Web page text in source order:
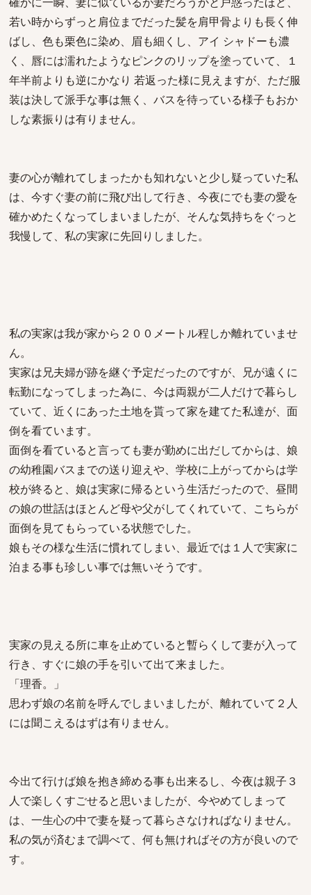
若い時からずっと肩位までだった髪を肩甲骨よりも長く伸
ばし、色も栗色に染め、眉も細くし、アイ シャドーも濃
く、唇には濡れたようなピンクのリップを塗っていて、１
年半前よりも逆にかなり 若返った様に見えますが、ただ服
装は決して派手な事は無く、バスを待っている様子もおか
しな素振りは有りません。
妻の心が離れてしまったかも知れないと少し疑っていた私
は、今すぐ妻の前に飛び出して行き、今夜にでも妻の愛を
確かめたくなってしまいましたが、そんな気持ちをぐっと
我慢して、私の実家に先回りしました。
私の実家は我が家から２００メートル程しか離れていませ
ん。
実家は兄夫婦が跡を継ぐ予定だったのですが、兄が遠くに
転勤になってしまった為に、今は両親が二人だけで暮らし
ていて、近くにあった土地を貰って家を建てた私達が、面
倒を看ています。
面倒を看ていると言っても妻が勤めに出だしてからは、娘
の幼稚園バスまでの送り迎えや、学校に上がってからは学
校が終ると、娘は実家に帰るという生活だったので、昼間
の娘の世話はほとんど母や父がしてくれていて、こちらが
面倒を見てもらっている状態でした。
娘もその様な生活に慣れてしまい、最近では１人で実家に
泊まる事も珍しい事では無いそうです。
実家の見える所に車を止めていると暫らくして妻が入って
行き、すぐに娘の手を引いて出て来ました。
「理香。」
思わず娘の名前を呼んでしまいましたが、離れていて２人
には聞こえるはずは有りません。
今出て行けば娘を抱き締める事も出来るし、今夜は親子３
人で楽しくすごせると思いましたが、今やめてしまって
は、一生心の中で妻を疑って暮らさなければなりません。
私の気が済むまで調べて、何も無ければその方が良いので
す。